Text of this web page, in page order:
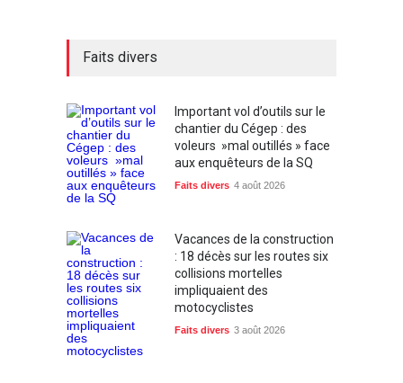
Faits divers
Important vol d’outils sur le
chantier du Cégep : des
voleurs »mal outillés » face
aux enquêteurs de la SQ
Faits divers 4 août 2026
Vacances de la construction
: 18 décès sur les routes six
collisions mortelles
impliquaient des
motocyclistes
Faits divers 3 août 2026